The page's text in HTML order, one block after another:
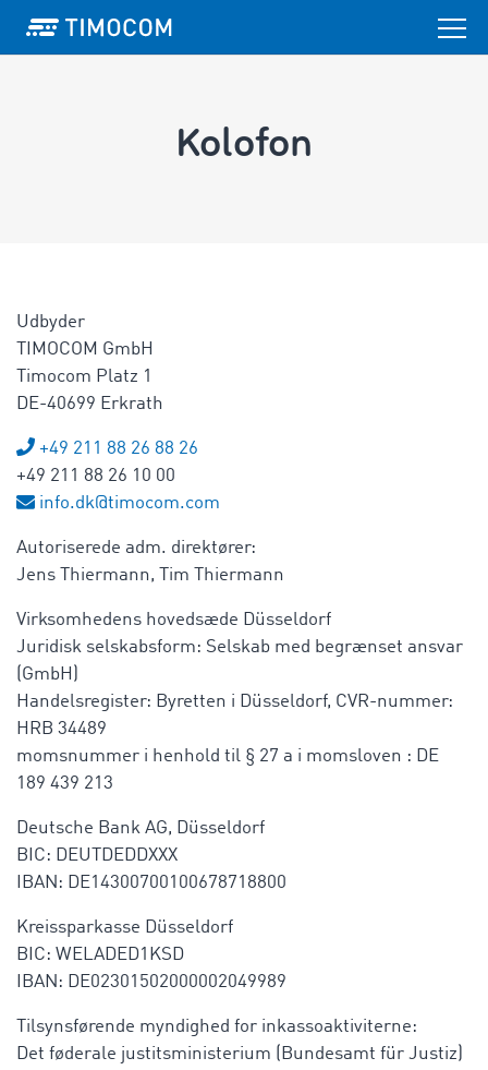
Kolofon
Udbyder
TIMOCOM GmbH
Timocom Platz 1
DE-40699 Erkrath
+49 211 88 26 88 26
+49 211 88 26 10 00
info.dk@timocom.com
Autoriserede adm. direktører:
Jens Thiermann, Tim Thiermann
Virksomhedens hovedsæde Düsseldorf
Juridisk selskabsform: Selskab med begrænset ansvar
(GmbH)
Handelsregister: Byretten i Düsseldorf, CVR-nummer:
HRB 34489
momsnummer i henhold til § 27 a i momsloven : DE
189 439 213
Deutsche Bank AG, Düsseldorf
BIC: DEUTDEDDXXX
IBAN: DE14300700100678718800
Kreissparkasse Düsseldorf
BIC: WELADED1KSD
IBAN: DE02301502000002049989
Tilsynsførende myndighed for inkassoaktiviterne:
Det føderale justitsministerium (Bundesamt für Justiz)